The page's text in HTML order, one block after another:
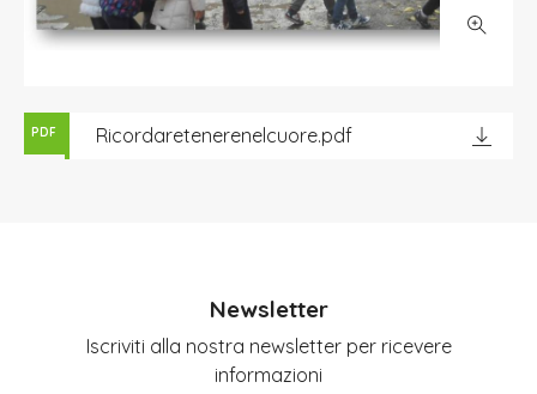
PDF Ricordaretenerenelcuore.pdf
Newsletter
Iscriviti alla nostra newsletter per ricevere
informazioni